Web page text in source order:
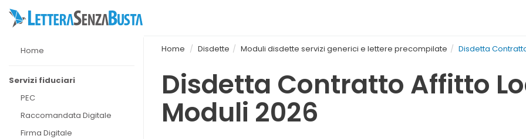
Home
Servizi fiduciari
PEC
Raccomandata Digitale
Firma Digitale
Home Disdette Moduli disdette servizi generici e lettere precompilate Disdetta
Disdetta Contratto Affitto
Moduli 2026